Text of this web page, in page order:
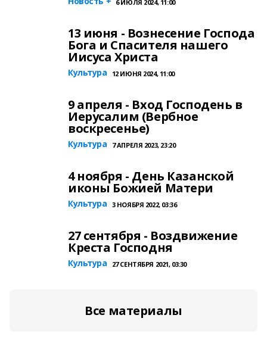
6 ИЮЛЯ 2024, 11:00
13 июня - Вознесение Господа
Бога и Спасителя нашего
Иисуса Христа
Культура 12 ИЮНЯ 2024, 11:00
9 апреля - Вход Господень в
Иерусалим (Вербное
воскресенье)
Культура 7 АПРЕЛЯ 2023, 23:20
4 ноября - День Казанской
иконы Божией Матери
Культура 3 НОЯБРЯ 2022, 03:36
27 сентября - Воздвижение
Креста Господня
Культура 27 СЕНТЯБРЯ 2021, 03:30
Все материалы